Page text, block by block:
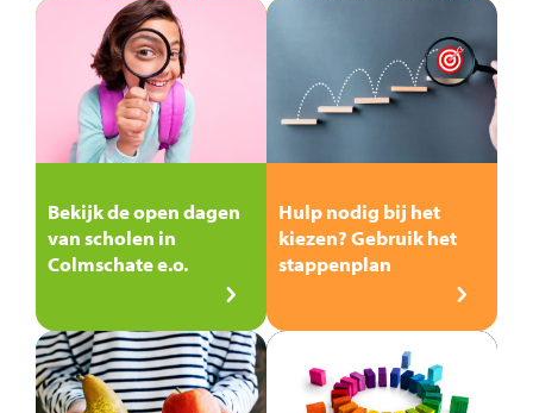
Bekijk de open dagen
van scholen in
Colmschate e.o.
Hulp nodig bij het
kiezen? Gebruik het
stappenplan